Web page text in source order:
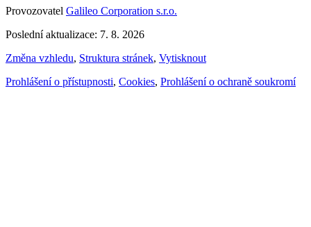
Provozovatel Galileo Corporation s.r.o.
Poslední aktualizace: 7. 8. 2026
Změna vzhledu, Struktura stránek, Vytisknout
Prohlášení o přístupnosti, Cookies, Prohlášení o ochraně soukromí